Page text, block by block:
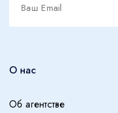
О нас
Об агентстве